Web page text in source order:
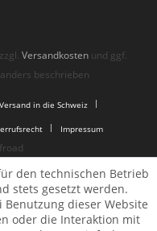
Versandkosten und ggf.
beschrieben
Versand in die Schweiz
Impressum
den technischen Betrieb
stets gesetzt werden.
Benutzung dieser Website
oder die Interaktion mit